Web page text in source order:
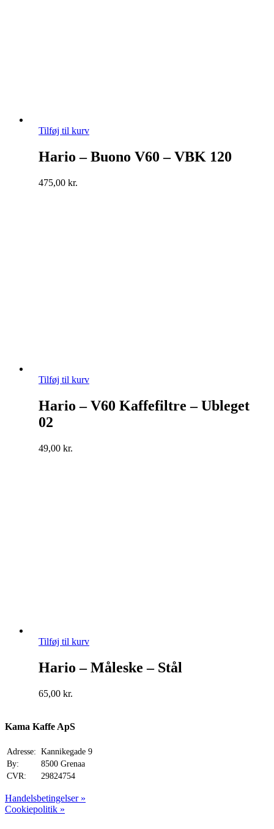
Tilføj til kurv
Hario – Buono V60 – VBK 120
475,00 kr.
Tilføj til kurv
Hario – V60 Kaffefiltre – Ubleget
02
49,00 kr.
Tilføj til kurv
Hario – Måleske – Stål
65,00 kr.
Kama Kaffe ApS
Adresse: Kannikegade 9
By:
8500 Grenaa
CVR:
29824754
Handelsbetingelser »
Cookiepolitik »